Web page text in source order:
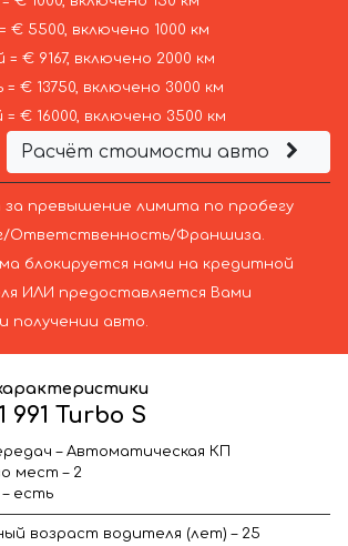
€ 5500, включено 1000 км
= € 9167, включено 2000 км
= € 13750, включено 3000 км
= € 16000, включено 3500 км
Расчёт стоимости авто
за превышение лимита по пробегу
Ответственность/Франшиза.
блокируется нами на кредитной
ИЛИ предоставляется Вами
получении авто.
991 Turbo S
– Автоматическая КП
мест – 2
есть
возраст водителя (лет) – 25